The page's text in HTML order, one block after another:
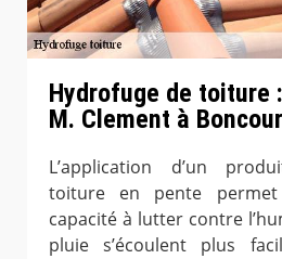
Hydrofuge de toiture
M. Clement à
L’application d’un
toiture en pente
capacité à lutter contre
pluie s’écoulent plus